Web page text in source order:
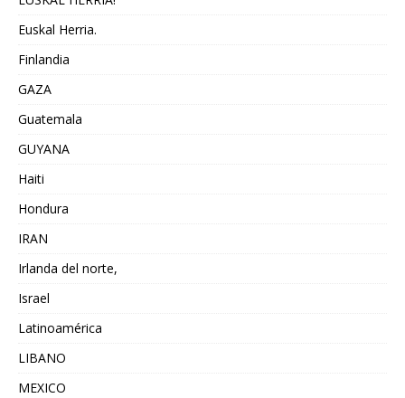
Euskal Herria.
Finlandia
GAZA
Guatemala
GUYANA
Haiti
Hondura
IRAN
Irlanda del norte,
Israel
Latinoamérica
LIBANO
MEXICO